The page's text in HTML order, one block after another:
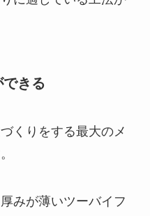
きる
くりをする最大のメ
みが薄いツーバイフ